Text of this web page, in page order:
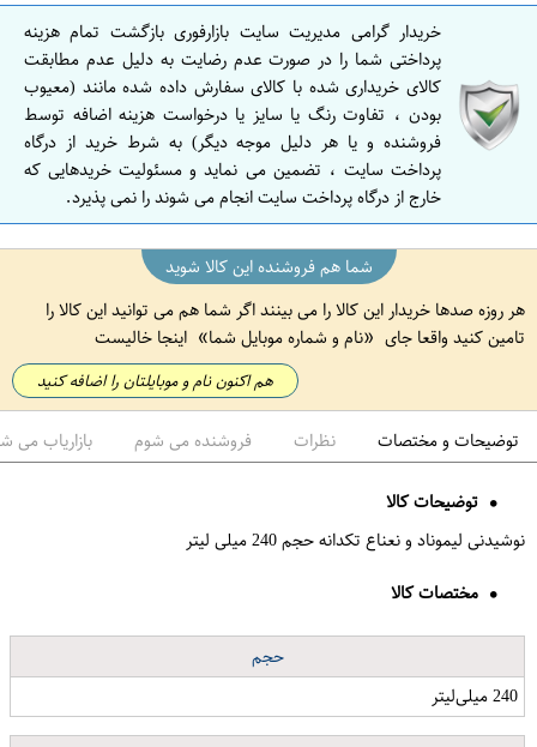
ن
ا
ص
ف
ه
ا
ن
خریدار گرامی مدیریت سایت بازارفوری بازگشت تمام هزینه
پرداختی شما را در صورت عدم رضایت به دلیل عدم مطابقت
کالای خریداری شده با کالای سفارش داده شده مانند (معیوب
بودن ، تفاوت رنگ یا سایز یا درخواست هزینه اضافه توسط
فروشنده و یا هر دلیل موجه دیگر) به شرط خرید از درگاه
پرداخت سایت ، تضمین می نماید و مسئولیت خریدهایی که
خارج از درگاه پرداخت سایت انجام می شوند را نمی پذیرد.
شما هم فروشنده این کالا شوید
هر روزه صدها خریدار این کالا را می بینند اگر شما هم می توانید این کالا را
تامین کنید واقعا جای
نام و شماره موبایل شما اینجا خالیست
هم اکنون نام و موبایلتان را اضافه کنید
توضیحات و مختصات نظرات فروشنده می شوم بازاریاب می
توضیحات کالا
نوشیدنی لیموناد و نعناع تکدانه حجم 240 میلی لیتر
مختصات کالا
حجم
240 میلی‌لیتر